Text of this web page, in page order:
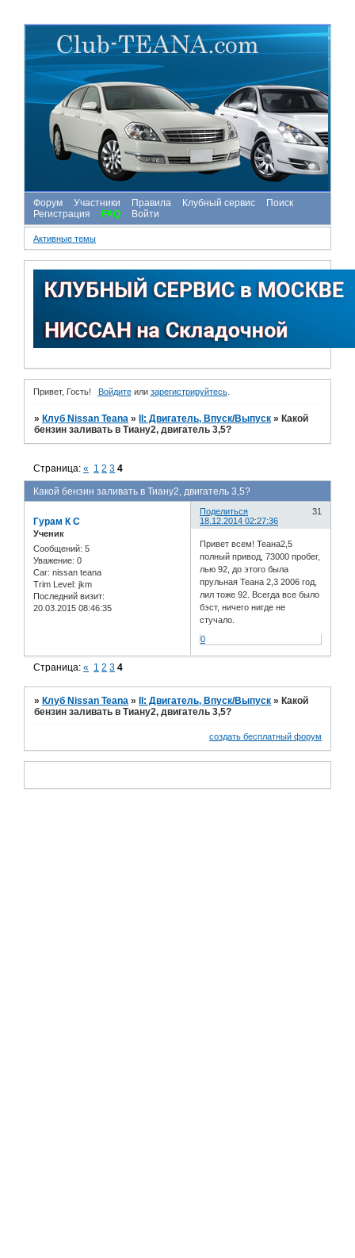
Форум Участники Правила Клубный сервис
Поиск
Регистрация
FAQ Войти
Активные темы
Привет, Гость! Войдитеили зарегистрируйтесь.
» Клуб Nissan Teana » II: Двигатель, Впуск/Выпуск » Какой
бензин заливать в Тиану2, двигатель 3,5?
Какой бензин заливать в Тиану2, двигатель 3,5?
Страница:« 1 2 3 4
Поделиться
31
18.12.2014 02:27:36
Гурам К С
Ученик
Сообщений: 5
Уважение: 0
Car: nissan teana
Trim Level: jkm
Последний визит:
20.03.2015 08:46:35
Привет всем! Теана2,5
полный привод, 73000 пробег,
лью 92, до этого была
прульная Теана 2,3 2006 год,
лил тоже 92. Всегда все было
бэст, ничего нигде не
стучало.
0
Страница:« 1 2 3 4
»Клуб Nissan Teana »II: Двигатель, Впуск/Выпуск »Какой
бензин заливать в Тиану2, двигатель 3,5?
создать бесплатный форум